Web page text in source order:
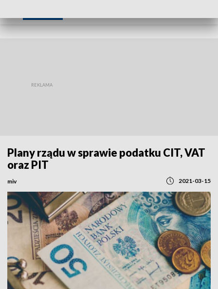
Plany rządu w sprawie podatku CIT, VAT
oraz PIT
miv 2021-03-15